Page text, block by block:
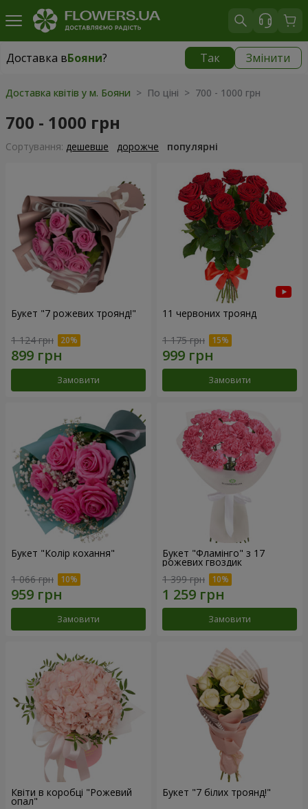
Доставка вБояни? Так Змінити
Доставка вБояни
Доставка квітів у м. Бояни > По ціні > 700 - 1000 грн
700 - 1000 грн
Сортування: дешевше дорожче популярні
Букет "7 рожевих троянд!"
1 124 грн
Замовити
11 червоних троянд
1 175 грн
Замовити
Букет "Колір кохання"
1 066 грн
Замовити
Букет "Фламінго" з 17
рожевих гвоздик
1 399 грн
Замовити
Квіти в коробці "Рожевий
опал"
Букет "7 білих троянд!"